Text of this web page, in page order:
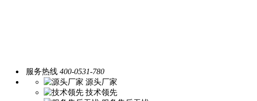
服务热线 400-0531-780
源头厂家
技术领先